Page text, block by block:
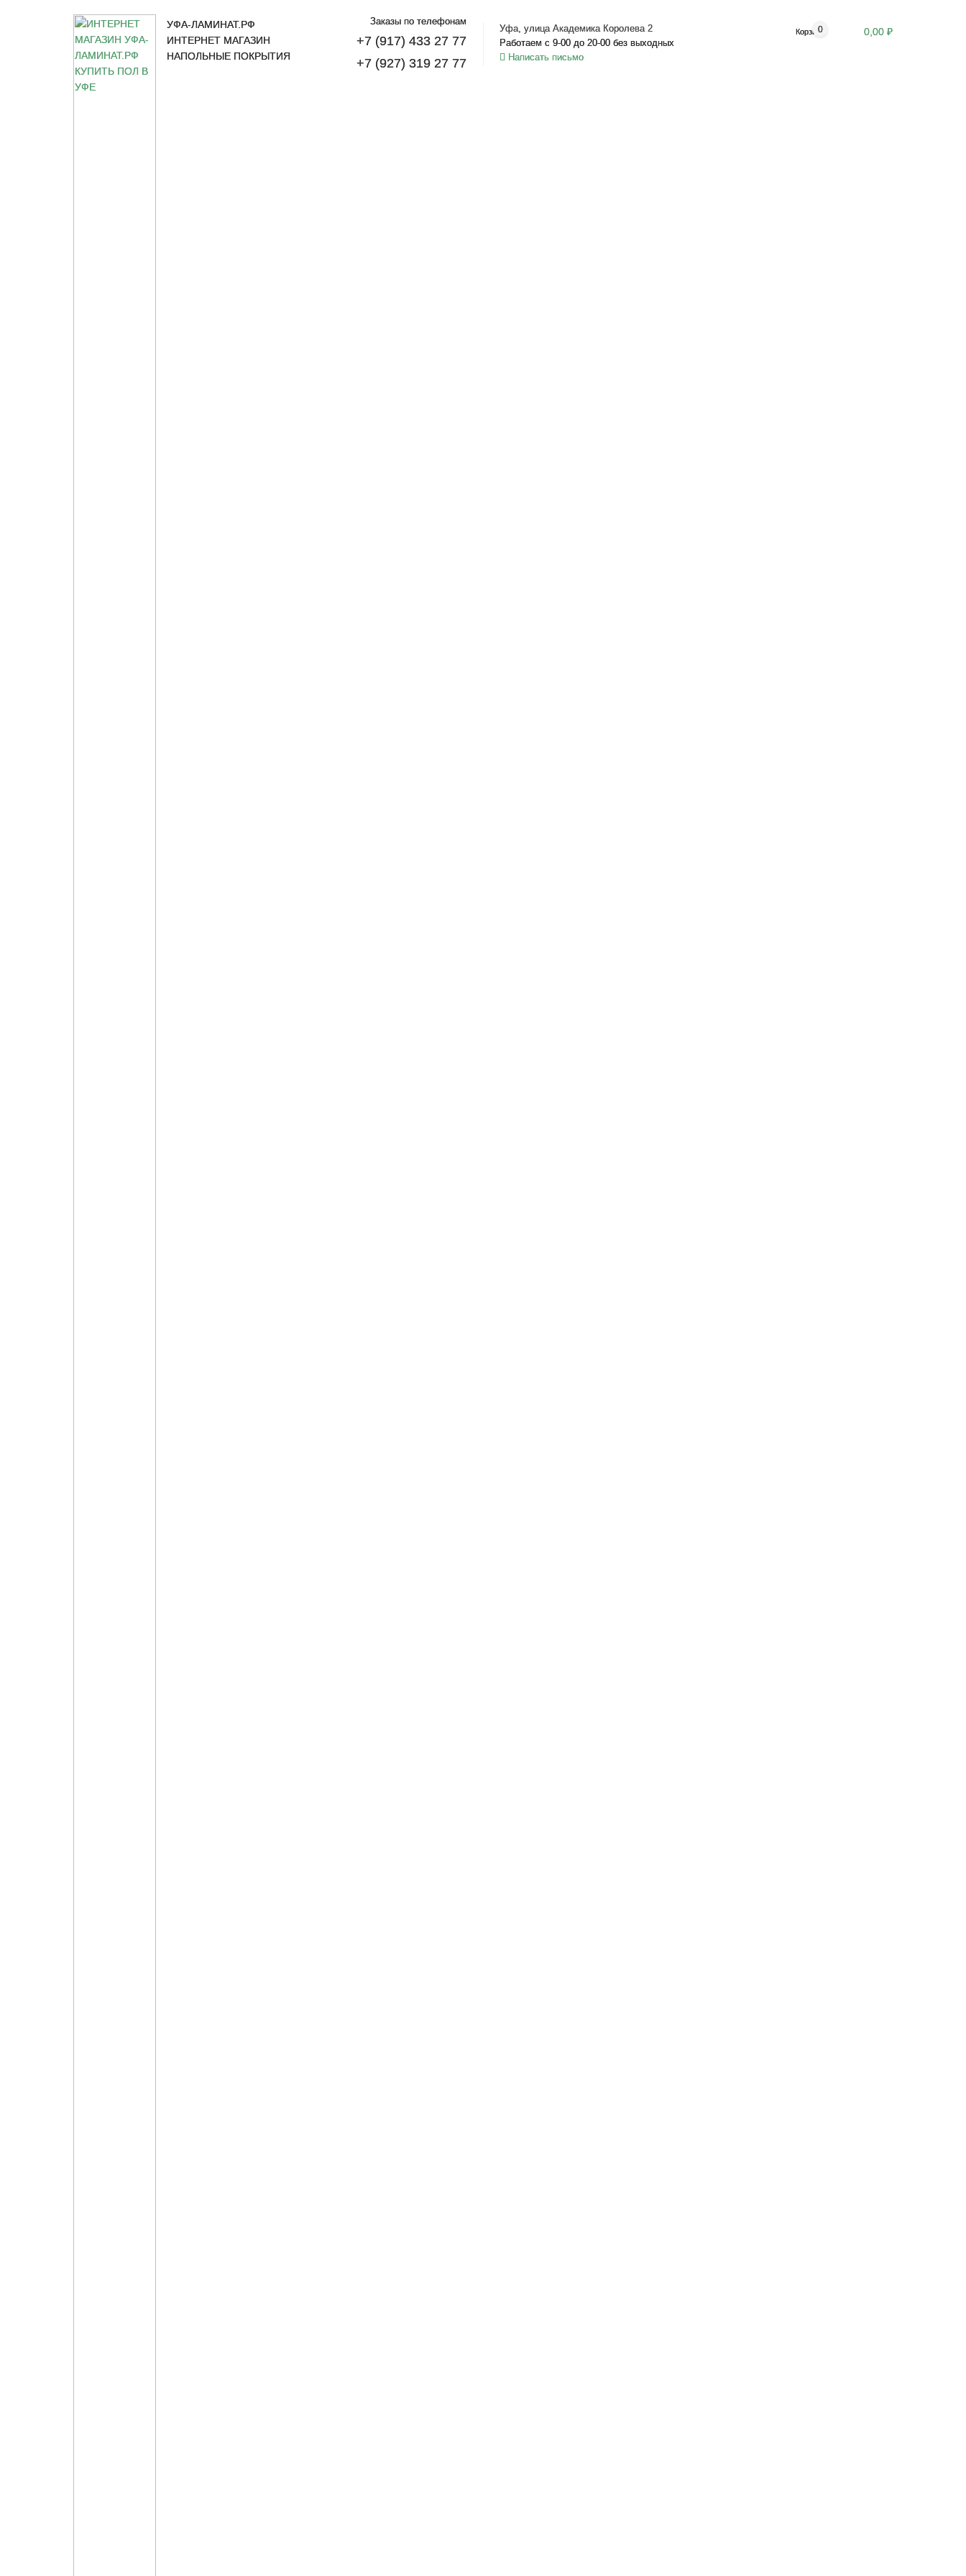
УФА-ЛАМИНАТ.РФ
ИНТЕРНЕТ МАГАЗИН
НАПОЛЬНЫЕ ПОКРЫТИЯ
Заказы по телефонам
+7 (917) 433 27 77
+7 (927) 319 27 77
Уфа, улица Академика Королева 2
Работаем с 9-00 до 20-00 без выходных
Написать письмо
Корзина
0 0,00 ₽